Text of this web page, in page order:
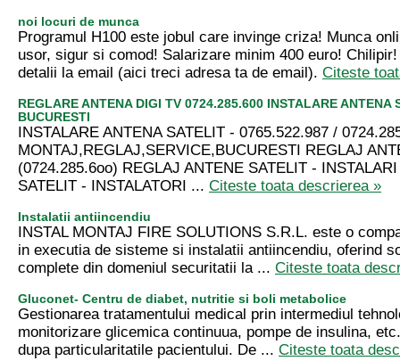
noi locuri de munca
Programul H100 este jobul care invinge criza! Munca
usor, sigur si comod! Salarizare minim 400 euro!
detalii la email (aici treci adresa ta de email). Citeste
REGLARE ANTENA DIGI TV 0724.285.600 INSTALARE ANTENA
BUCURESTI
INSTALARE ANTENA SATELIT - 0765.522.987 /
MONTAJ,REGLAJ,SERVICE,BUCURESTI REGLAJ
(0724.285.6oo) REGLAJ ANTENE SATELIT -
SATELIT - INSTALATORI ... Citeste toata descrierea »
Instalatii antiincendiu
INSTAL MONTAJ FIRE SOLUTIONS S.R.L. este o
in executia de sisteme si instalatii antiincendiu, oferind
complete din domeniul securitatii la ... Citeste toata
Gluconet- Centru de diabet, nutritie si boli metabolice
Gestionarea tratamentului medical prin intermediul
monitorizare glicemica continuua, pompe de insulina,
dupa particularitatile pacientului. De ... Citeste toata